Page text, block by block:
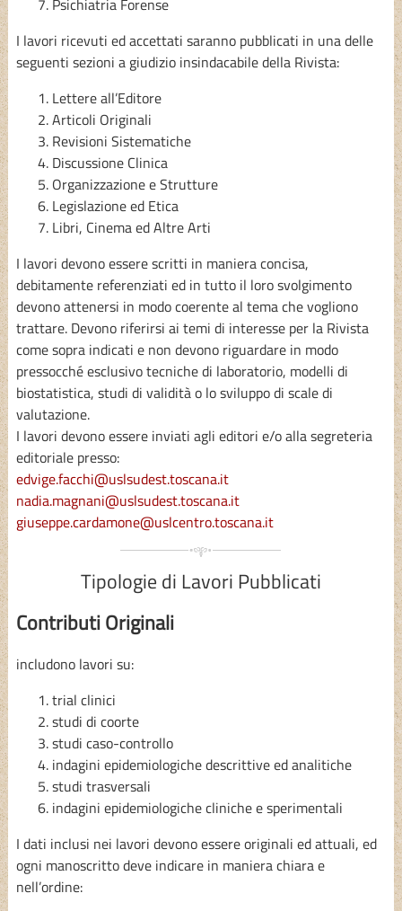
I lavori ricevuti ed accettati saranno pubblicati in una delle
seguenti sezioni a giudizio insindacabile della Rivista:
Lettere all’Editore
Articoli Originali
Revisioni Sistematiche
Discussione Clinica
Organizzazione e Strutture
Legislazione ed Etica
Libri, Cinema ed Altre Arti
I lavori devono essere scritti in maniera concisa,
debitamente referenziati ed in tutto il loro svolgimento
devono attenersi in modo coerente al tema che vogliono
trattare. Devono riferirsi ai temi di interesse per la Rivista
come sopra indicati e non devono riguardare in modo
pressocché esclusivo tecniche di laboratorio, modelli di
biostatistica, studi di validità o lo sviluppo di scale di
valutazione.
I lavori devono essere inviati agli editori e/o alla segreteria
editoriale presso:
edvige.facchi@uslsudest.toscana.it
nadia.magnani@uslsudest.toscana.it
giuseppe.cardamone@uslcentro.toscana.it
Tipologie di Lavori Pubblicati
Contributi Originali
includono lavori su:
trial clinici
studi di coorte
studi caso-controllo
indagini epidemiologiche descrittive ed analitiche
studi trasversali
indagini epidemiologiche cliniche e sperimentali
I dati inclusi nei lavori devono essere originali ed attuali, ed
ogni manoscritto deve indicare in maniera chiara e
nell’ordine: